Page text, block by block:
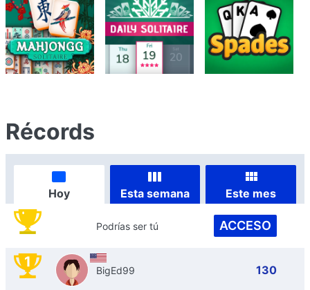
Récords
Hoy Esta semana Este mes
Podrías ser tú ACCESO
1 BigEd99 130